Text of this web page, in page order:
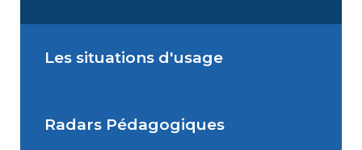
Les situations d'usage
Situations de signalisation
Radars Pédagogiques